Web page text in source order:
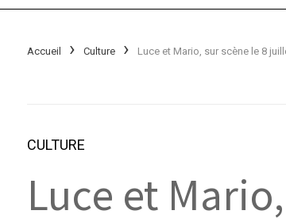
Accueil Culture Luce et Mario, sur scène le 8
CULTURE
Luce et